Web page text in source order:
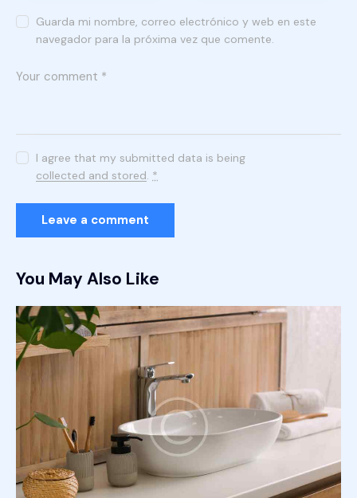
Guarda mi nombre, correo electrónico y web en este
navegador para la próxima vez que comente.
I agree that my submitted data is being
collected and stored. *
You May Also Like